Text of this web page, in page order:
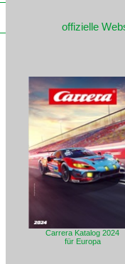
offizielle
Carrera Katalog 2024
für Europa